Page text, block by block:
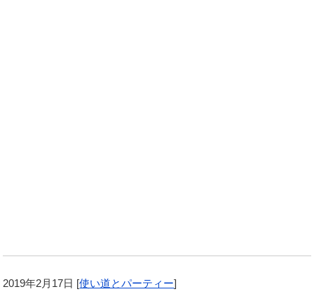
2019年2月17日 [使い道とパーティー]